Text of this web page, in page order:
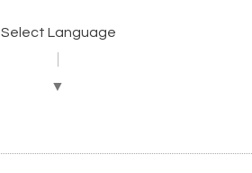
Select Language
▼